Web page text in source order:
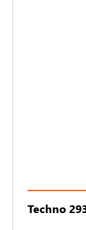
Techno